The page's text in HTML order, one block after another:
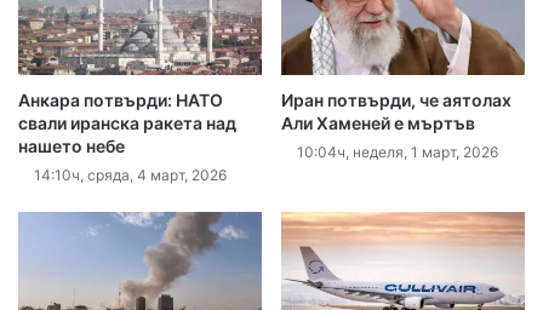
Анкара потвърди: НАТО
свали иранска ракета над
нашето небе
14:10ч, сряда, 4 март, 2026
Иран потвърди, че аятолах
Али Хаменей е мъртъв
10:04ч, неделя, 1 март, 2026